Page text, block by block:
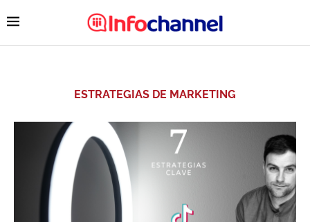
ESTRATEGIAS DE MARKETING